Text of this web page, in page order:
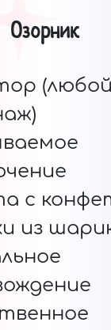
Озорник
(любой
с
из